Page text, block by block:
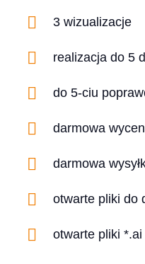
3 wizualizacje
realizacja do 5
do 5-ciu
darmowa
darmowa
otwarte pliki do
otwarte pliki *.ai